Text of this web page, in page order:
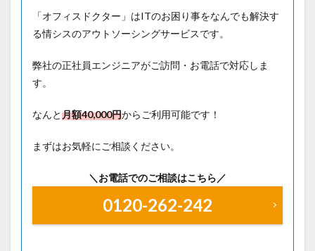
「オフィスドクター」はITのお困り事をなんでも解決す
る情シスのアウトソーシングサービスです。
弊社の正社員エンジニアがご訪問・お電話で対応しま
す。
なんと月額40,000円からご利用可能です！
まずはお気軽にご相談ください。
＼お電話でのご相談はこちら／
0120-262-242